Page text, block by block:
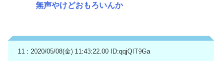
無声やけどおもろいんか
11 : 2020/05/08(金) 11:43:22.00 ID:qqjQIT9Ga